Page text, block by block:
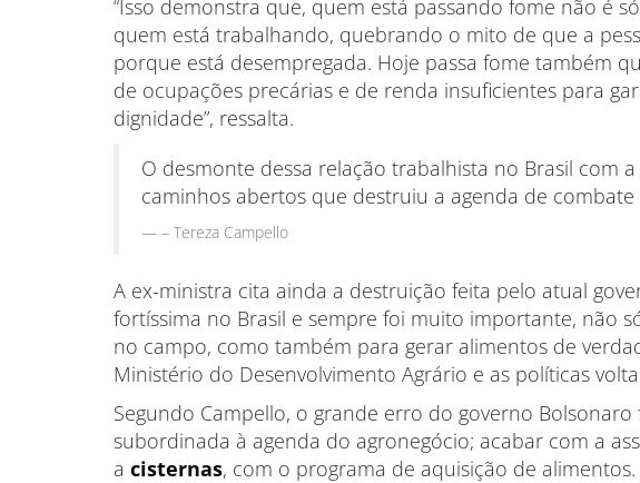
“Isso demonstra que, quem está passando fome não é
quem está trabalhando, quebrando o mito de que a
porque está desempregada. Hoje passa fome também
de ocupações precárias e de renda insuficientes para
dignidade”, ressalta.
O desmonte dessa relação trabalhista no Brasil com
caminhos abertos que destruiu a agenda de
– Tereza Campello
A ex-ministra cita ainda a destruição feita pelo atual
fortíssima no Brasil e sempre foi muito importante, não
no campo, como também para gerar alimentos de
Ministério do Desenvolvimento Agrário e as políticas
Segundo Campello, o grande erro do governo
subordinada à agenda do agronegócio; acabar com a
a cisternas, com o programa de aquisição de alimentos.